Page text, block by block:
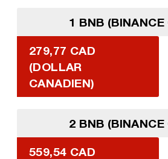
1 BNB (BINANCE
279,77 CAD
(DOLLAR
CANADIEN)
2 BNB (BINANCE
559,54 CAD